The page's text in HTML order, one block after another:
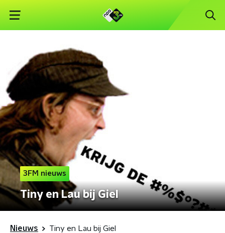
3FM nieuws
Tiny en Lau bij Giel
Nieuws Tiny en Lau bij Giel